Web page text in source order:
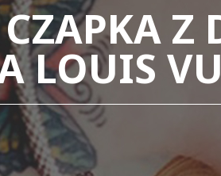
Z
LOUIS